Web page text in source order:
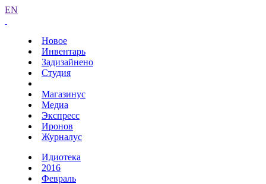
EN
Новое
Инвентарь
Задизайнено
Студия
Магазинус
Медиа
Экспресс
Иронов
Журналус
Идиотека
2016
Февраль